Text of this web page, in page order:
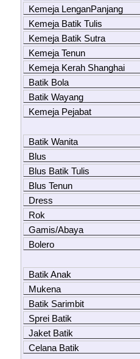
Kemeja LenganPanjang
Kemeja Batik Tulis
Kemeja Batik Sutra
Kemeja Tenun
Kemeja Kerah Shanghai
Batik Bola
Batik Wayang
Kemeja Pejabat
Batik Wanita
Blus
Blus Batik Tulis
Blus Tenun
Dress
Rok
Gamis/Abaya
Bolero
Batik Anak
Mukena
Batik Sarimbit
Sprei Batik
Jaket Batik
Celana Batik